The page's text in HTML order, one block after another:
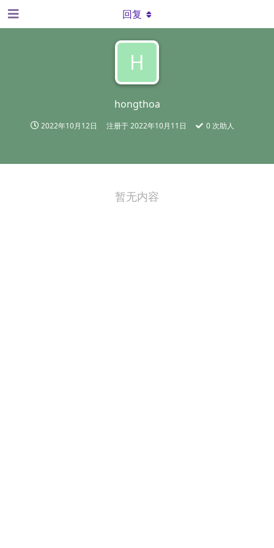
H
hongthoa
2022年10月12日 注册于2022年10月11日 0 次助人
回复
暂无内容